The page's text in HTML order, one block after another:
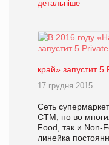
детальніше
край» запустит
17 грудня 2015
Сеть
СТМ, но во
Food, так и Non-
линейка